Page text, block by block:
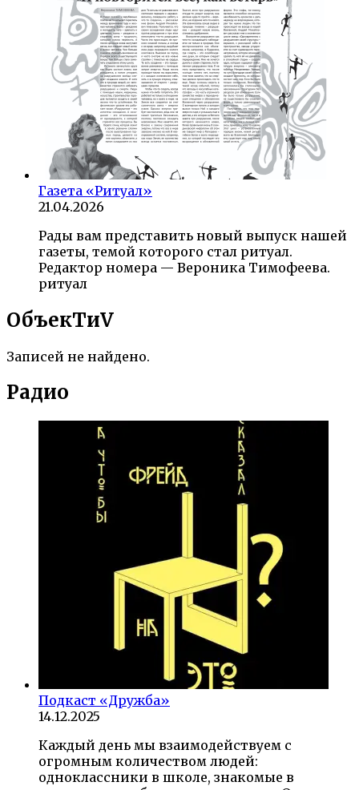
Газета «Ритуал»
21.04.2026
Рады вам представить новый выпуск нашей
газеты, темой которого стал ритуал.
Редактор номера — Вероника Тимофеева.
ритуал
ОбъекTиV
Записей не найдено.
Радио
Подкаст «Дружба»
14.12.2025
Каждый день мы взаимодействуем с
огромным количеством людей:
одноклассники в школе, знакомые в